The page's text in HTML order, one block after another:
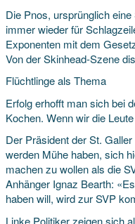
Die Pnos, ursprünglich
immer wieder für
Exponenten mit dem
Von der Skinhead-Szene
Flüchtlinge als Thema
Erfolg erhofft man sich bei
Kochen. Wenn wir die
Der Präsident der St.
werden Mühe haben, sich
machen zu wollen als die
Anhänger Ignaz Bearth:
haben will, wird zur SVP
Linke Politiker zeigen sich